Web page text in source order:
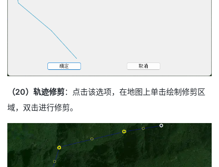
（20）轨迹修剪：点击该选项，在地图上单击绘制修剪区
域，双击进行修剪。